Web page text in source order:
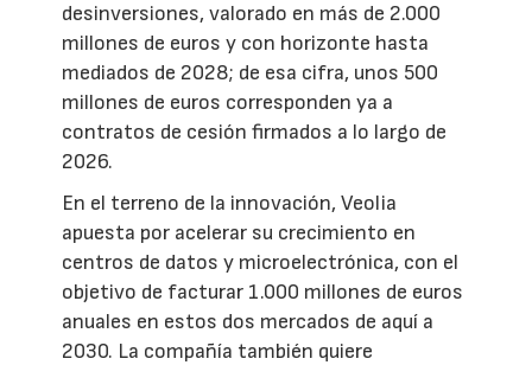
desinversiones, valorado en más de 2.000
millones de euros y con horizonte hasta
mediados de 2028; de esa cifra, unos 500
millones de euros corresponden ya a
contratos de cesión firmados a lo largo de
2026.
En el terreno de la innovación, Veolia
apuesta por acelerar su crecimiento en
centros de datos y microelectrónica, con el
objetivo de facturar 1.000 millones de euros
anuales en estos dos mercados de aquí a
2030. La compañía también quiere